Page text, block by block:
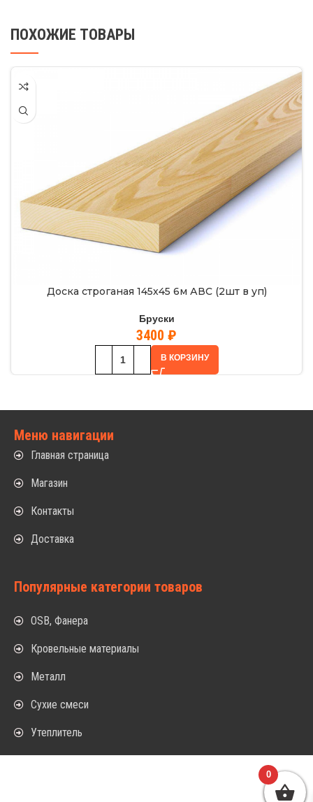
ПОХОЖИЕ ТОВАРЫ
Доска строганая 145х45 6м АВС (2шт в уп)
Бруски
3400 ₽
В КОРЗИНУ
Меню навигации
Главная страница
Магазин
Контакты
Доставка
Популярные категории товаров
OSB, Фанера
Кровельные материалы
Металл
Сухие смеси
Утеплитель
0